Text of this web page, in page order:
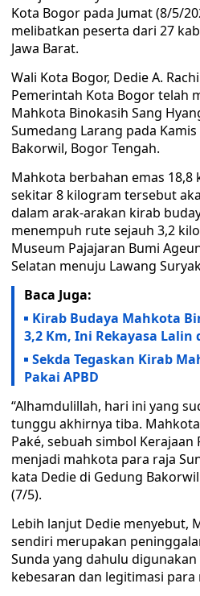
Kota Bogor pada Jumat (8/5/
melibatkan peserta dari 27
Jawa Barat.
Wali Kota Bogor, Dedie A.
Pemerintah Kota Bogor telah
Mahkota Binokasih Sang
Sumedang Larang pada
Bakorwil, Bogor Tengah.
Mahkota berbahan emas
sekitar 8 kilogram tersebut
dalam arak-arakan kirab
menempuh rute sejauh 3,2
Museum Pajajaran Bumi
Selatan menuju Lawang
Baca Juga:
Kirab Budaya Mahkota
3,2 Km, Ini Rekayasa Lalin
Sekda Tegaskan Kirab
Pakai APBD
“Alhamdulillah, hari ini yang
tunggu akhirnya tiba.
Paké, sebuah simbol
menjadi mahkota para raja
kata Dedie di Gedung
(7/5).
Lebih lanjut Dedie menyebut,
sendiri merupakan
Sunda yang dahulu
kebesaran dan legitimasi para